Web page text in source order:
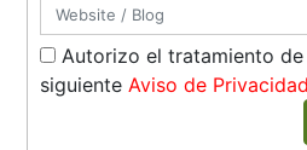
Autorizo el tratamiento
siguiente Aviso de Privacidad